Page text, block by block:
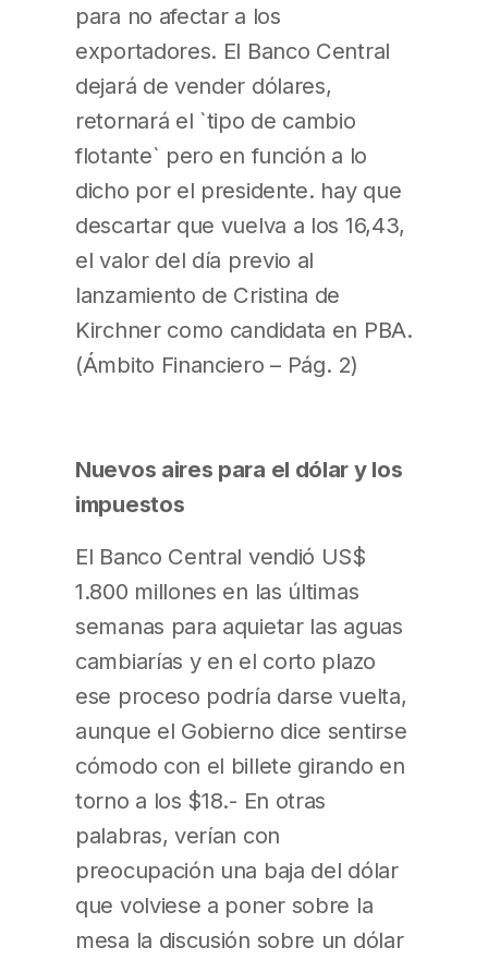
para no afectar a los
exportadores. El Banco Central
dejará de vender dólares,
retornará el `tipo de cambio
flotante` pero en función a lo
dicho por el presidente. hay que
descartar que vuelva a los 16,43,
el valor del día previo al
lanzamiento de Cristina de
Kirchner como candidata en PBA.
(Ámbito Financiero – Pág. 2)
Nuevos aires para el dólar y los
impuestos
El Banco Central vendió US$
1.800 millones en las últimas
semanas para aquietar las aguas
cambiarías y en el corto plazo
ese proceso podría darse vuelta,
aunque el Gobierno dice sentirse
cómodo con el billete girando en
torno a los $18.- En otras
palabras, verían con
preocupación una baja del dólar
que volviese a poner sobre la
mesa la discusión sobre un dólar